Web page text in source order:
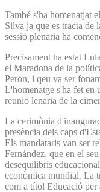
També s'ha homenatjat
Silva ja que es tracta de
sessió plenària ha
Precisament ha estat
el Maradona de la
Perón, i qeu va ser
L'homenatge s'ha fet en
reunió lenària de la
La cerimònia
presència dels caps
Els mandataris van ser
Fernández, que en el
desequilibris
econòmica mundial. La
com a títol Educació per